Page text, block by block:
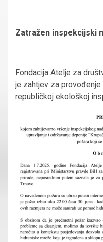
Zatražen inspekcijski
Fondacija Atelje za
je zahtjev za
republičkoj ekološkoj